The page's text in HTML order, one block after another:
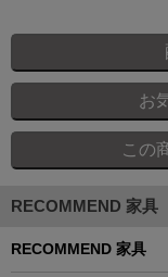
RECOMMEND 家具
RECOMMEND 家具